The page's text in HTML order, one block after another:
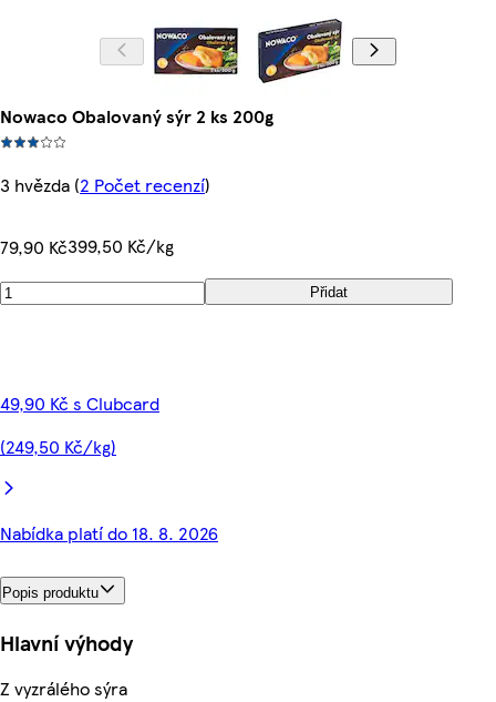
Nowaco Obalovaný sýr 2 ks 200g
3 hvězda (2 Počet recenzí)
79,90 Kč399,50 Kč/kg
Přidat
49,90 Kč s Clubcard
(249,50 Kč/kg)
Nabídka platí do 18. 8. 2026
Popis produktu
Hlavní výhody
Z vyzrálého sýra